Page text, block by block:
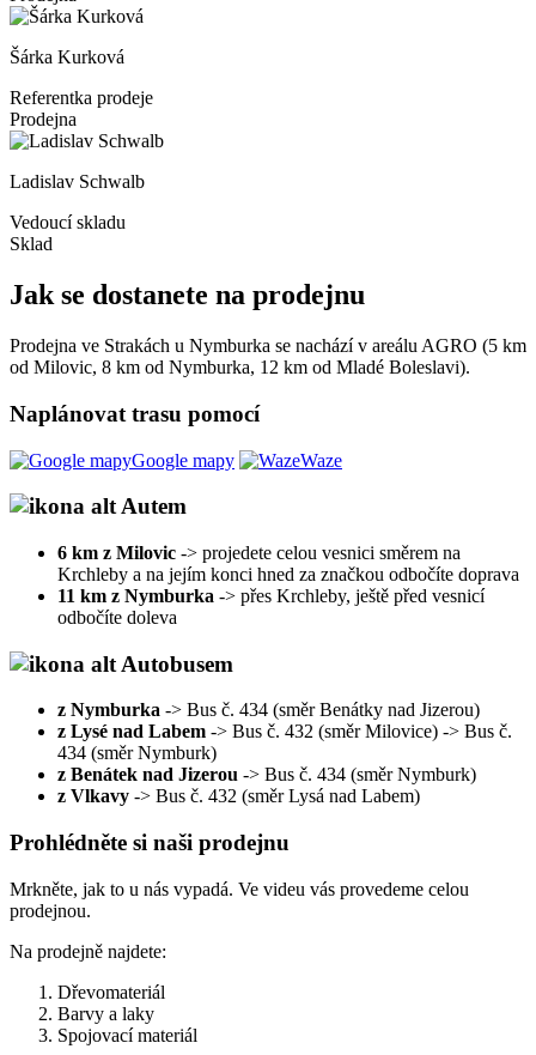
Šárka Kurková
Referentka prodeje
Prodejna
Ladislav Schwalb
Vedoucí skladu
Sklad
Jak se dostanete na prodejnu
Prodejna ve Strakách u Nymburka se nachází v areálu AGRO (5 km
od Milovic, 8 km od Nymburka, 12 km od Mladé Boleslavi).
Naplánovat trasu pomocí
Google mapy Waze
Autem
6 km z Milovic -> projedete celou vesnici směrem na
Krchleby a na jejím konci hned za značkou odbočíte doprava
11 km z Nymburka -> přes Krchleby, ještě před vesnicí
odbočíte doleva
Autobusem
z Nymburka -> Bus č. 434 (směr Benátky nad Jizerou)
z Lysé nad Labem -> Bus č. 432 (směr Milovice) -> Bus č.
434 (směr Nymburk)
z Benátek nad Jizerou -> Bus č. 434 (směr Nymburk)
z Vlkavy -> Bus č. 432 (směr Lysá nad Labem)
Prohlédněte si naši prodejnu
Mrkněte, jak to u nás vypadá. Ve videu vás provedeme celou
prodejnou.
Na prodejně najdete:
Dřevomateriál
Barvy a laky
Spojovací materiál